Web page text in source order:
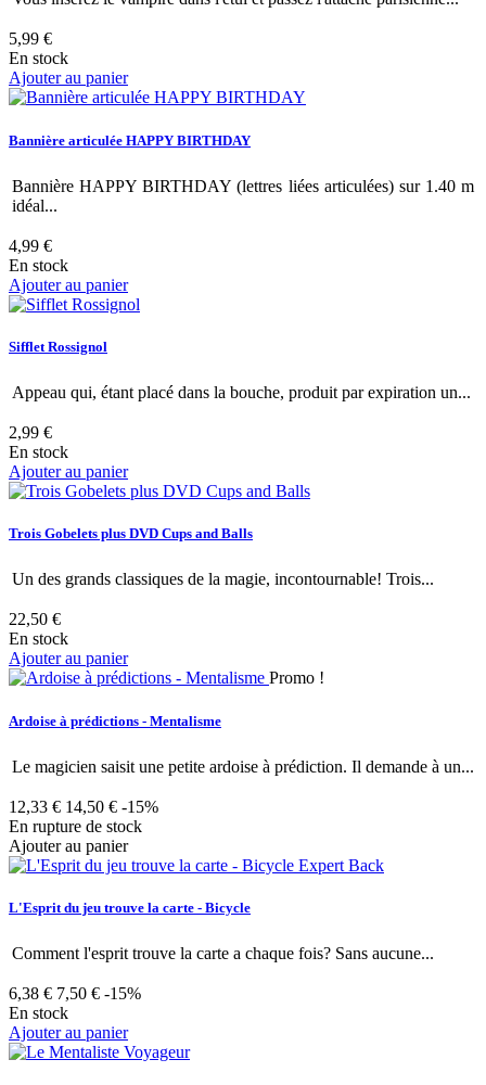
5,99 €
En stock
Ajouter au panier
Bannière articulée HAPPY BIRTHDAY
Bannière HAPPY BIRTHDAY (lettres liées articulées) sur 1.40 m
idéal...
4,99 €
En stock
Ajouter au panier
Sifflet Rossignol
Appeau qui, étant placé dans la bouche, produit par expiration un...
2,99 €
En stock
Ajouter au panier
Trois Gobelets plus DVD Cups and Balls
Un des grands classiques de la magie, incontournable! Trois...
22,50 €
En stock
Ajouter au panier
Promo !
Ardoise à prédictions - Mentalisme
Le magicien saisit une petite ardoise à prédiction. Il demande à un...
12,33 € 14,50 € -15%
En rupture de stock
Ajouter au panier
L'Esprit du jeu trouve la carte - Bicycle
Comment l'esprit trouve la carte a chaque fois? Sans aucune...
6,38 € 7,50 € -15%
En stock
Ajouter au panier